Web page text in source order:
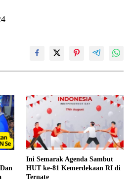
Ini Semarak Agenda Sambut
HUT ke-81 Kemerdekaan RI di
Ternate